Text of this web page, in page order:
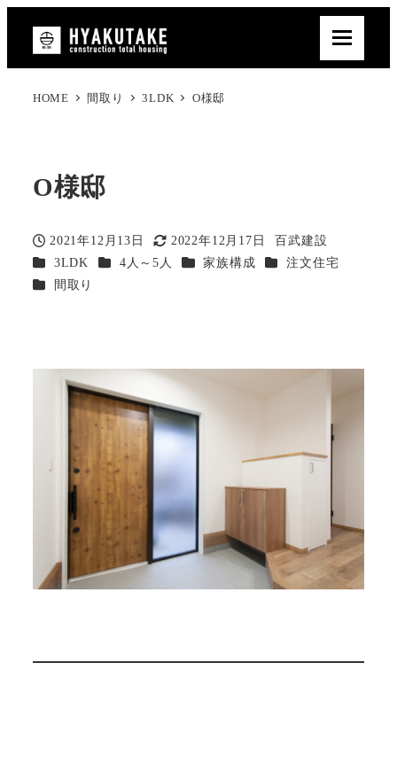
HOME 間取り 3LDK O様邸
O様邸
投稿日
2021年12月13日
更新日
2022年12月17日
著
者
百武建設
カテゴリー
3LDK カテゴリー
4人～5人 カテゴリー
家族構成 カテゴリー
注文住宅
カテゴリー
間取り